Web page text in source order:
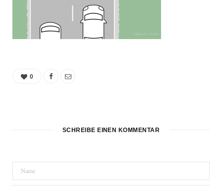
0
SCHREIBE EINEN KOMMENTAR